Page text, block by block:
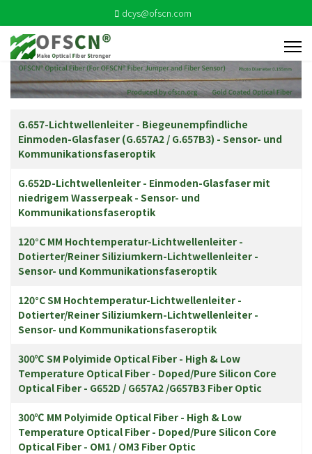
dcys@ofscn.com
Titel
G.657-Lichtwellenleiter - Biegeunempfindliche
Einmoden-Glasfaser (G.657A2 / G.657B3) - Sensor- und
Kommunikationsfaseroptik
G.652D-Lichtwellenleiter - Einmoden-Glasfaser mit
niedrigem Wasserpeak - Sensor- und
Kommunikationsfaseroptik
120°C MM Hochtemperatur-Lichtwellenleiter -
Dotierter/Reiner Siliziumkern-Lichtwellenleiter -
Sensor- und Kommunikationsfaseroptik
120°C SM Hochtemperatur-Lichtwellenleiter -
Dotierter/Reiner Siliziumkern-Lichtwellenleiter -
Sensor- und Kommunikationsfaseroptik
300℃ SM Polyimide Optical Fiber - High & Low
Temperature Optical Fiber - Doped/Pure Silicon Core
Optical Fiber - G652D / G657A2 /G657B3 Fiber Optic
300℃ MM Polyimide Optical Fiber - High & Low
Temperature Optical Fiber - Doped/Pure Silicon Core
Optical Fiber - OM1 / OM3 Fiber Optic